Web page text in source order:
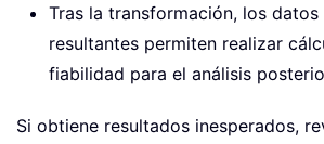
Tras la transformación, los
resultantes permiten realizar
fiabilidad para el análisis
Si obtiene resultados inesperados,